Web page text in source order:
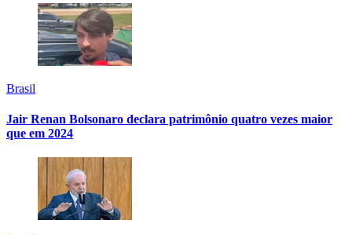
Brasil
Jair Renan Bolsonaro declara patrimônio quatro vezes maior
que em 2024